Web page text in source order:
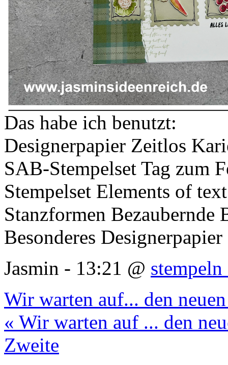
Das habe ich benutzt:
Designerpapier Zeitlos
SAB-Stempelset Tag zum
Stempelset Elements of text
Stanzformen Bezaubernde
Besonderes
Jasmin - 13:21 @
Wir warten auf... den
« Wir warten auf ... den
Zweite